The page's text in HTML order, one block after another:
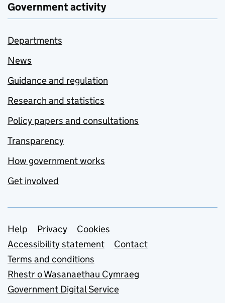
Government activity
Departments
News
Guidance and regulation
Research and statistics
Policy papers and consultations
Transparency
How government works
Get involved
Support links
Help Privacy
Cookies
Accessibility statement
Contact
Terms and conditions
Rhestr o Wasanaethau Cymraeg
Government Digital Service